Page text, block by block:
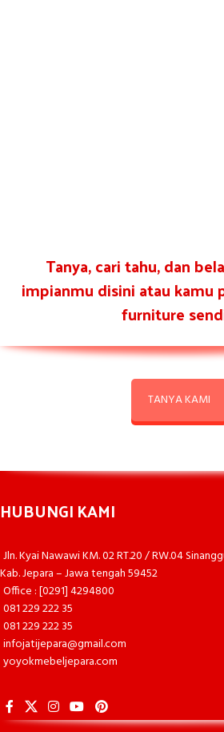
Tanya, cari tahu, dan
impianmu disini atau kamu
furniture
TANYA KAMI
HUBUNGI KAMI
Jln. Kyai Nawawi KM. 02 RT.20 / RW.04
Kab. Jepara – Jawa tengah 59452
Office : [0291] 4294800
081 229 222 35
081 229 222 35
infojatijepara@gmail.com
yoyokmebeljepara.com